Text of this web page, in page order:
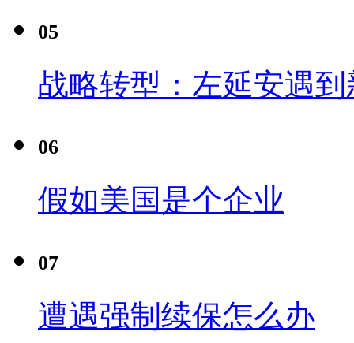
05
战略转型：左延安遇
06
假如美国是个企业
07
遭遇强制续保怎么办